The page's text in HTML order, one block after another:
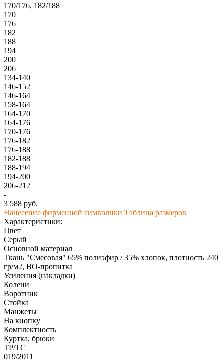
170/176, 182/188
170
176
182
188
194
200
206
134-140
146-152
146-164
158-164
164-170
164-176
170-176
176-182
176-188
182-188
188-194
194-200
206-212
-
3 588 руб.
Нанесение фирменной символики Таблица размеров
Характеристики:
Цвет
Серый
Основной материал
Ткань "Смесовая" 65% полиэфир / 35% хлопок, плотность 240
гр/м2, ВО-пропитка
Усиления (накладки)
Колени
Воротник
Стойка
Манжеты
На кнопку
Комплектность
Куртка, брюки
ТР/ТС
019/2011